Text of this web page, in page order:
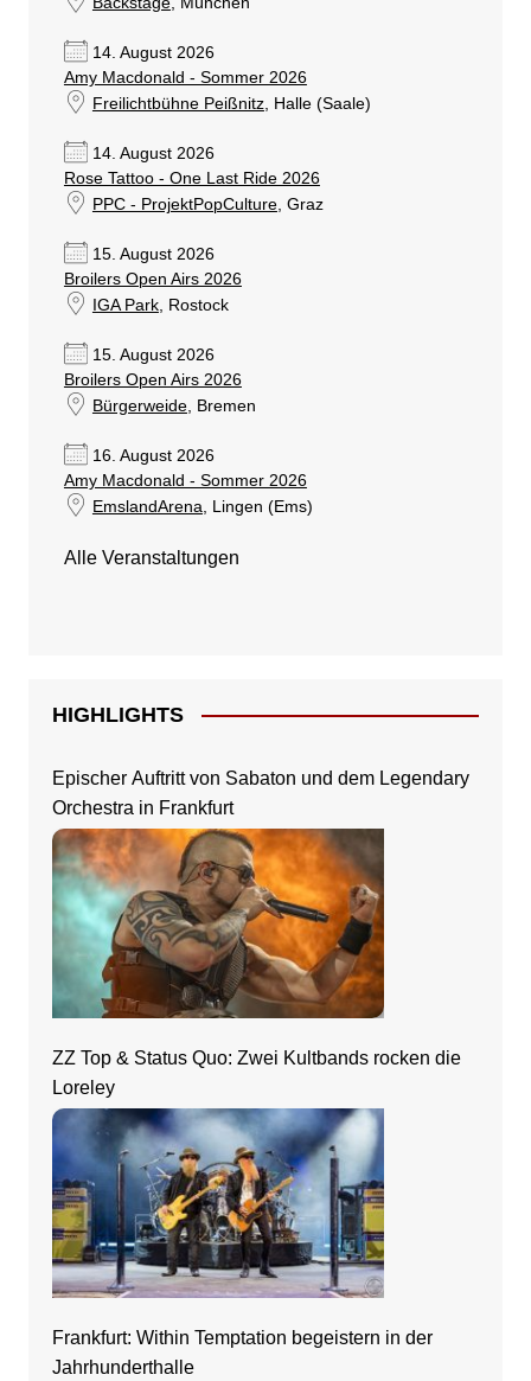
14. August 2026
Amy Macdonald - Sommer 2026
Freilichtbühne Peißnitz, Halle (Saale)
14. August 2026
Rose Tattoo - One Last Ride 2026
PPC - ProjektPopCulture, Graz
15. August 2026
Broilers Open Airs 2026
IGA Park, Rostock
15. August 2026
Broilers Open Airs 2026
Bürgerweide, Bremen
16. August 2026
Amy Macdonald - Sommer 2026
EmslandArena , Lingen (Ems)
Alle Veranstaltungen
HIGHLIGHTS
Epischer Auftritt von Sabaton und dem Legendary
Orchestra in Frankfurt
ZZ Top & Status Quo: Zwei Kultbands rocken die
Loreley
Frankfurt: Within Temptation begeistern in der
Jahrhunderthalle